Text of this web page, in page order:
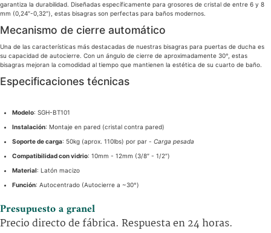
garantiza la durabilidad. Diseñadas específicamente para grosores de cristal de entre 6 y 8
mm (0,24″-0,32″), estas bisagras son perfectas para baños modernos.
Mecanismo de cierre automático
Una de las características más destacadas de nuestras bisagras para puertas de ducha es
su capacidad de autocierre. Con un ángulo de cierre de aproximadamente 30°, estas
bisagras mejoran la comodidad al tiempo que mantienen la estética de su cuarto de baño.
Especificaciones técnicas
Modelo: SGH-BT101
Instalación: Montaje en pared (cristal contra pared)
Soporte de carga: 50kg (aprox. 110lbs) por par - Carga pesada
Compatibilidad con vidrio: 10mm - 12mm (3/8″ - 1/2″)
Material: Latón macizo
Función: Autocentrado (Autocierre a ~30°)
Presupuesto a granel
Precio directo de fábrica. Respuesta en 24 horas.